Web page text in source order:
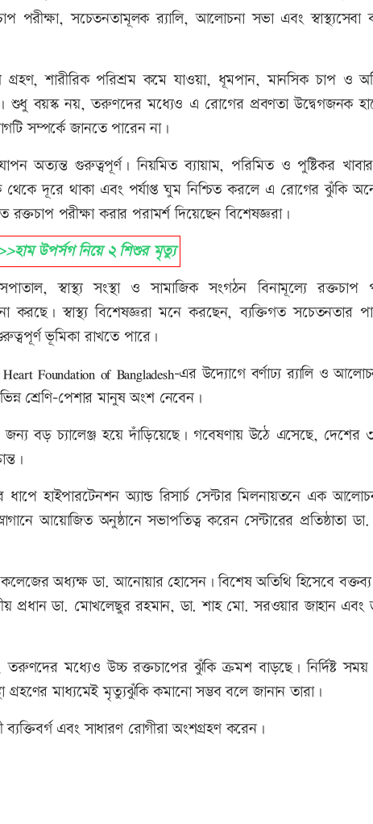
পরীক্ষা, সচেতনতামূলক র‍্যালি, আলোচনা সভা এবং স্বাস্থ্যসেবা
গ্রহণ, শারীরিক পরিশ্রম কমে যাওয়া, ধূমপান, মানসিক চাপ ও
শুধু বয়স্ক নয়, তরুণদের মধ্যেও এ রোগের প্রবণতা উদ্বেগজনক
সম্পর্কে জানতে পারেন না।
অত্যন্ত গুরুত্বপূর্ণ। নিয়মিত ব্যায়াম, পরিমিত ও পুষ্টিকর
দূরে থাকা এবং পর্যাপ্ত ঘুম নিশ্চিত করলে এ রোগের ঝুঁকি
পরীক্ষা করার পরামর্শ দিয়েছেন বিশেষজ্ঞরা।
উপর্সগ নিয়ে ২ শিশুর মৃত্যু
স্বাস্থ্য সংস্থা ও সামাজিক সংগঠন বিনামূল্যে রক্তচাপ
স্বাস্থ্য বিশেষজ্ঞরা মনে করছেন, ব্যক্তিগত সচেতনতার
ভূমিকা রাখতে পারে।
Foundation of Bangladesh-এর উদ্যোগে বর্ণাঢ্য র‍্যালি ও
শ্রেণি-পেশার মানুষ অংশ নেবেন।
জন্য বড় চ্যালেঞ্জ হয়ে দাঁড়িয়েছে। গবেষণায় উঠে এসেছে, দেশের
হাইপারটেনশন অ্যান্ড রিসার্চ সেন্টার মিলনায়তনে এক
আয়োজিত অনুষ্ঠানে সভাপতিত্ব করেন সেন্টারের প্রতিষ্ঠাতা
অধ্যক্ষ ডা. আনোয়ার হোসেন। বিশেষ অতিথি হিসেবে
প্রধান ডা. মোখলেছুর রহমান, ডা. শাহ মো. সরওয়ার জাহান
মধ্যেও উচ্চ রক্তচাপের ঝুঁকি ক্রমশ বাড়ছে। নির্দিষ্ট
মাধ্যমেই মৃত্যুঝুঁকি কমানো সম্ভব বলে জানান তারা।
এবং সাধারণ রোগীরা অংশগ্রহণ করেন।